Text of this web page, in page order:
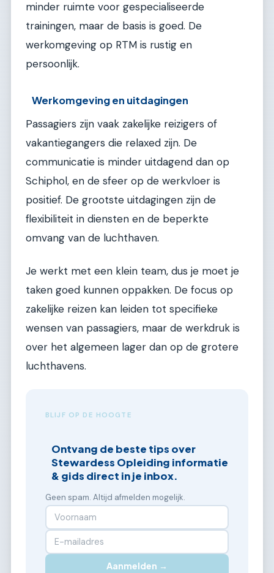
minder ruimte voor gespecialiseerde
trainingen, maar de basis is goed. De
werkomgeving op RTM is rustig en
persoonlijk.
Werkomgeving en uitdagingen
Passagiers zijn vaak zakelijke reizigers of
vakantiegangers die relaxed zijn. De
communicatie is minder uitdagend dan op
Schiphol, en de sfeer op de werkvloer is
positief. De grootste uitdagingen zijn de
flexibiliteit in diensten en de beperkte
omvang van de luchthaven.
Je werkt met een klein team, dus je moet je
taken goed kunnen oppakken. De focus op
zakelijke reizen kan leiden tot specifieke
wensen van passagiers, maar de werkdruk is
over het algemeen lager dan op de grotere
luchthavens.
BLIJF OP DE HOOGTE
Ontvang de beste tips over
Stewardess Opleiding informatie
& gids direct in je inbox.
Geen spam. Altijd afmelden mogelijk.
Aanmelden →